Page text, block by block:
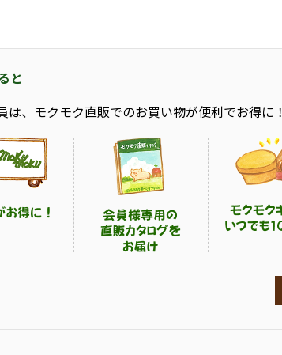
と
、モクモク直販でのお買い物が便利でお得に！